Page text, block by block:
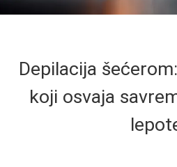
Depilacija
koji osvaja